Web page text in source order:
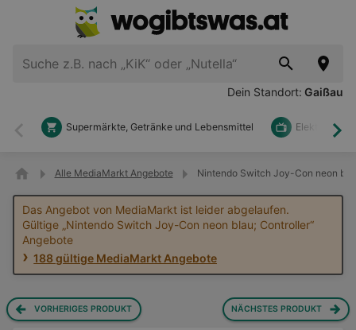
Dein Standort: Gaißau
Zurück
Supermärkte, Getränke und Lebensmittel Elektronik
Alle MediaMarkt Angebote Nintendo Switch Joy-Con neon
Das Angebot von MediaMarkt ist leider abgelaufen.
Gültige „Nintendo Switch Joy-Con neon blau; Controller“
Angebote
188 gültige MediaMarkt Angebote
VORHERIGES PRODUKT NÄCHSTES PRODUKT